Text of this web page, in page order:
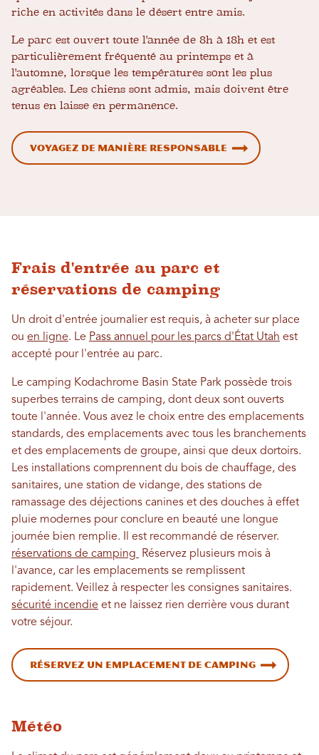
riche en activités dans le désert entre amis.
Le parc est ouvert toute l'année de 8h à 18h et est
particulièrement fréquenté au printemps et à
l'automne, lorsque les températures sont les plus
agréables. Les chiens sont admis, mais doivent être
tenus en laisse en permanence.
Voyagez de manière responsable
Frais d'entrée au parc et
réservations de camping
Un droit d'entrée journalier est requis, à acheter sur place
ou en ligne. Le Pass annuel pour les parcs d'État Utah est
accepté pour l'entrée au parc.
Le camping Kodachrome Basin State Park possède trois
superbes terrains de camping, dont deux sont ouverts
toute l'année. Vous avez le choix entre des emplacements
standards, des emplacements avec tous les branchements
et des emplacements de groupe, ainsi que deux dortoirs.
Les installations comprennent du bois de chauffage, des
sanitaires, une station de vidange, des stations de
ramassage des déjections canines et des douches à effet
pluie modernes pour conclure en beauté une longue
journée bien remplie. Il est recommandé de réserver.
réservations de camping
Réservez plusieurs mois à
l'avance, car les emplacements se remplissent
rapidement. Veillez à respecter les consignes sanitaires.
sécurité incendie et ne laissez rien derrière vous durant
votre séjour.
Réservez un emplacement de camping
Météo